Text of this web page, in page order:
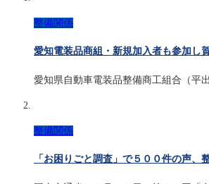
整備関係
愛知電装品商組・新規加入者も参加し
愛知県自動車電装品整備商工組合（平
整備関係
「お困りごと調査」で５００件の声、